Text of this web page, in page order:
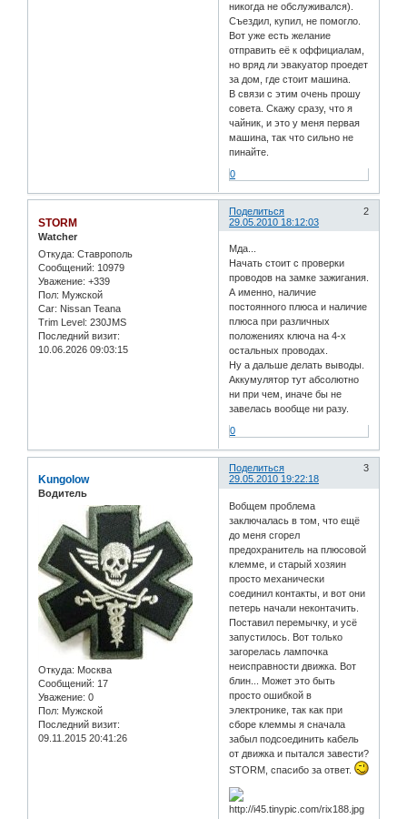
никогда не обслуживался).
Съездил, купил, не помогло.
Вот уже есть желание
отправить её к оффициалам,
но вряд ли эвакуатор проедет
за дом, где стоит машина.
В связи с этим очень прошу
совета. Скажу сразу, что я
чайник, и это у меня первая
машина, так что сильно не
пинайте.
0
Поделиться
2
29.05.2010 18:12:03
STORM
Watcher
Откуда: Ставрополь
Сообщений: 10979
Уважение: +339
Пол: Мужской
Car: Nissan Teana
Trim Level: 230JMS
Последний визит:
10.06.2026 09:03:15
Мда...
Начать стоит с проверки
проводов на замке зажигания.
А именно, наличие
постоянного плюса и наличие
плюса при различных
положениях ключа на 4-х
остальных проводах.
Ну а дальше делать выводы.
Аккумулятор тут абсолютно
ни при чем, иначе бы не
завелась вообще ни разу.
0
Поделиться
3
29.05.2010 19:22:18
Kungolow
Водитель
Откуда: Москва
Сообщений: 17
Уважение: 0
Пол: Мужской
Последний визит:
09.11.2015 20:41:26
Вобщем проблема
заключалась в том, что ещё
до меня сгорел
предохранитель на плюсовой
клемме, и старый хозяин
просто механически
соединил контакты, и вот они
петерь начали неконтачить.
Поставил перемычку, и усё
запустилось. Вот только
загорелась лампочка
неисправности движка. Вот
блин... Может это быть
просто ошибкой в
электронике, так как при
сборе клеммы я сначала
забыл подсоединить кабель
от движка и пытался завести?
STORM, спасибо за ответ.